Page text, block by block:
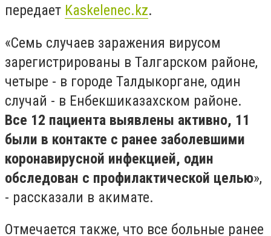
передает Kaskelenec.kz.
«Семь случаев заражения вирусом
зарегистрированы в Талгарском районе,
четыре - в городе Талдыкоргане, один
случай - в Енбекшиказахском районе.
Все 12 пациента выявлены активно, 11
были в контакте с ранее заболевшими
коронавирусной инфекцией, один
обследован с профилактической целью»,
- рассказали в акимате.
Отмечается также, что все больные ранее